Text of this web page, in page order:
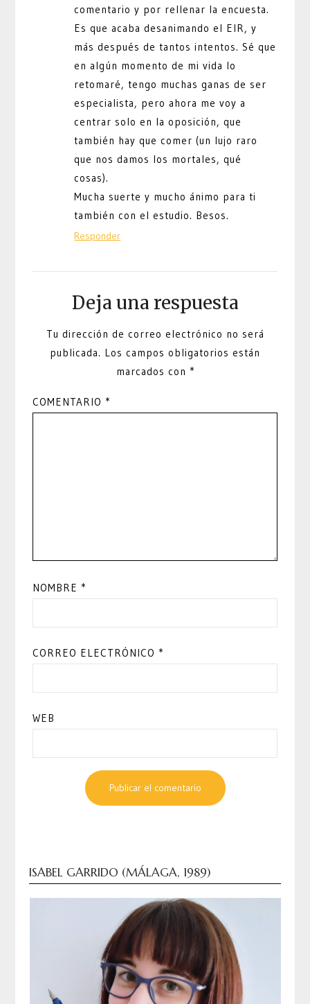
comentario y por rellenar la encuesta.
Es que acaba desanimando el EIR, y
más después de tantos intentos. Sé que
en algún momento de mi vida lo
retomaré, tengo muchas ganas de ser
especialista, pero ahora me voy a
centrar solo en la oposición, que
también hay que comer (un lujo raro
que nos damos los mortales, qué
cosas).
Mucha suerte y mucho ánimo para ti
también con el estudio. Besos.
Responder
Deja una respuesta
Tu dirección de correo electrónico no será
publicada. Los campos obligatorios están
marcados con *
COMENTARIO *
NOMBRE *
CORREO ELECTRÓNICO *
WEB
ISABEL GARRIDO (MÁLAGA, 1989)